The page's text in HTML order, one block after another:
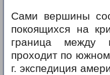
Сами вершины
покоящихся на
граница между
проходит по
г. экспедиция